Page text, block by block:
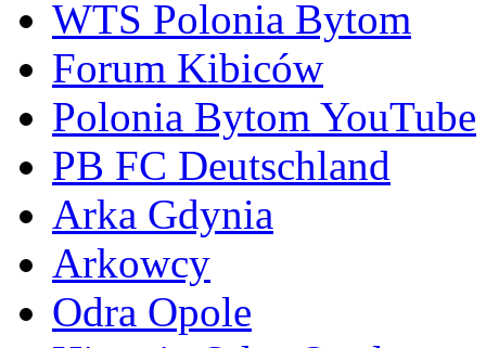
WTS Polonia Bytom
Forum Kibiców
Polonia Bytom YouTube
PB FC Deutschland
Arka Gdynia
Arkowcy
Odra Opole